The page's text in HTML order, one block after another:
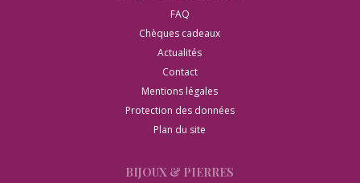
FAQ
Chèques cadeaux
Actualités
Contact
Mentions légales
Protection des données
Plan du site
BIJOUX & PIERRES